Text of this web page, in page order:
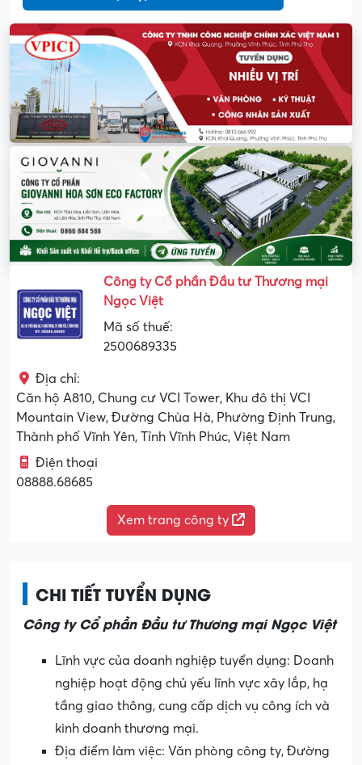
Công ty Cổ phần Đầu tư Thương mại
Ngọc Việt
Mã số thuế:
2500689335
Địa chỉ:
Căn hộ A810, Chung cư VCI Tower, Khu đô thị VCI
Mountain View, Đường Chùa Hà, Phường Định Trung,
Thành phố Vĩnh Yên, Tỉnh Vĩnh Phúc, Việt Nam
Điện thoại
08888.68685
Xem trang công ty
CHI TIẾT TUYỂN DỤNG
Công ty Cổ phần Đầu tư Thương mại Ngọc Việt
Lĩnh vực của doanh nghiệp tuyển dụng: Doanh
nghiệp hoạt động chủ yếu lĩnh vực xây lắp, hạ
tầng giao thông, cung cấp dịch vụ công ích và
kinh doanh thương mại.
Địa điểm làm việc: Văn phòng công ty, Đường